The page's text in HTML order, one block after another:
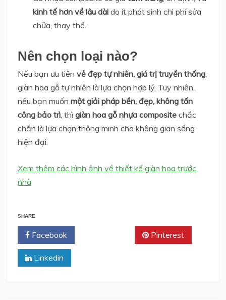
kinh tế hơn về lâu dài do ít phát sinh chi phí sửa
chữa, thay thế.
Nên chọn loại nào?
Nếu bạn ưu tiên vẻ đẹp tự nhiên, giá trị truyền thống
giàn hoa gỗ tự nhiên là lựa chọn hợp lý. Tuy nhiên,
nếu bạn muốn một giải pháp bền, đẹp, không tốn
công bảo trì , thì giàn hoa gỗ nhựa composite chắc
chắn là lựa chọn thông minh cho không gian sống
hiện đại.
Xem thêm các hình ảnh về thiết kế giàn hoa trước
nhà
SHARE
Facebook Pinterest
Linkedin